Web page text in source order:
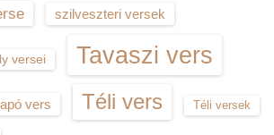
szilveszteri versek
versei Tavaszi vers
vers Téli vers Téli versek